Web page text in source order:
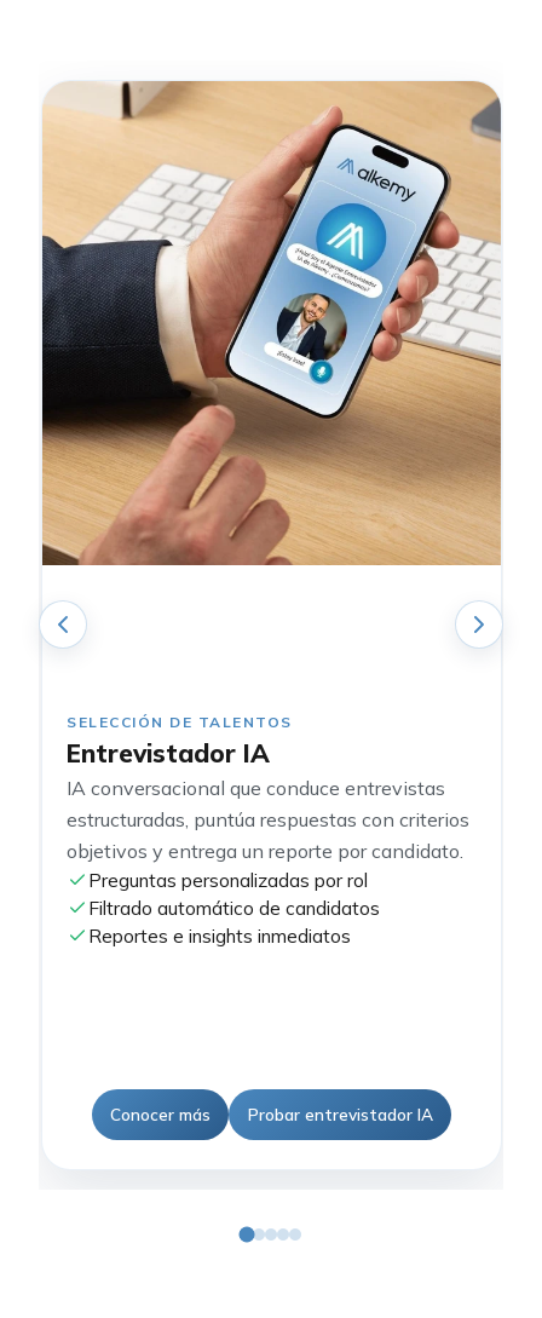
SELECCIÓN DE TALENTOS
Entrevistador IA
IA conversacional que conduce entrevistas
estructuradas, puntúa respuestas con criterios
objetivos y entrega un reporte por candidato.
Preguntas personalizadas por rol
Filtrado automático de candidatos
Reportes e insights inmediatos
Conocer más Probar entrevistador IA